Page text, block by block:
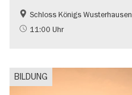
Brandenburg
Kinder
Schloss Königs Wusterhausen
11:00 Uhr
BILDUNG